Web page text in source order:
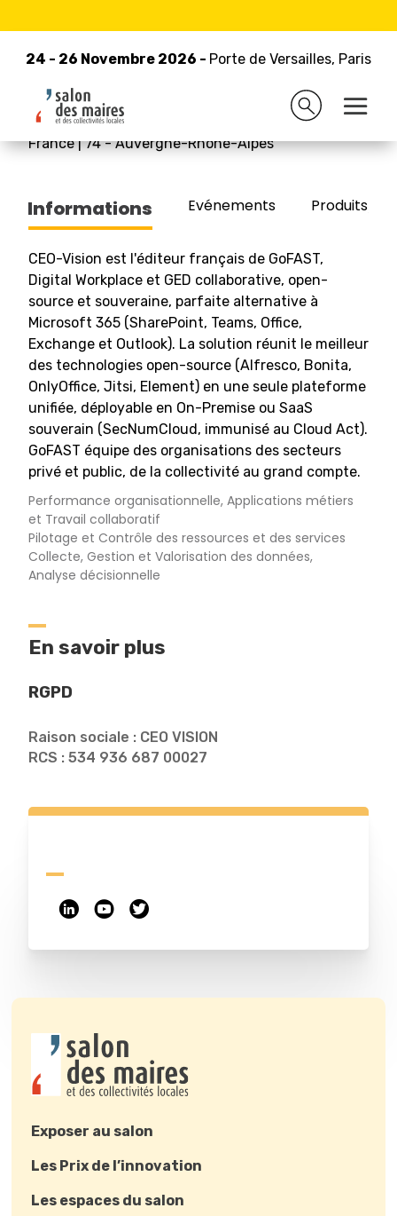
24 - 26 Novembre 2026 - Porte de Versailles, Paris
24 - 26 Novembre 2026 - Porte de Versailles, Paris
Retour à la liste des exposants
CEO VISION
France|74-Auvergne-Rhône-Alpes
Informations Evénements Produits/
CEO-Vision est l'éditeur français de GoFAST,
Digital Workplace et GED collaborative, open-
source et souveraine, parfaite alternative à
Microsoft 365 (SharePoint, Teams, Office,
Exchange et Outlook). La solution réunit le meilleur
des technologies open-source (Alfresco, Bonita,
OnlyOffice, Jitsi, Element) en une seule plateforme
unifiée, déployable en On-Premise ou SaaS
souverain (SecNumCloud, immunisé au Cloud Act).
GoFAST équipe des organisations des secteurs
privé et public, de la collectivité au grand compte.
Performance organisationnelle, Applications métiers
et Travail collaboratif
Pilotage et Contrôle des ressources et des services
Collecte, Gestion et Valorisation des données,
Analyse décisionnelle
En savoir plus
RGPD
Raison sociale : CEO VISION
RCS : 534 936 687 00027
Exposer au salon
Les Prix de l’innovation
Les espaces du salon